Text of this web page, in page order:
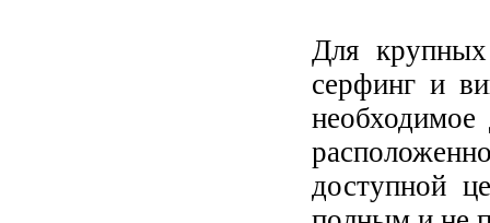
Для крупных
серфинг и
необходимое
доступной